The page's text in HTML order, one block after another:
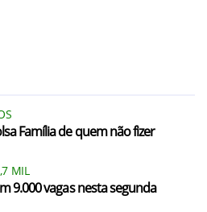
Família de quem não fizer
MIL
9.000 vagas nesta segunda